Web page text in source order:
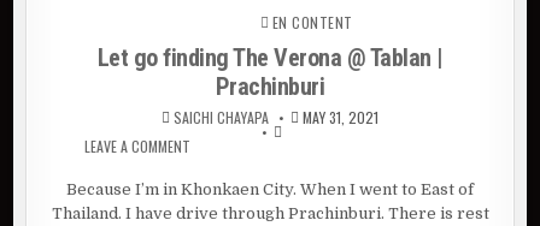
EN CONTENT
Let go finding The Verona @ Tablan |
Prachinburi
SAICHI CHAYAPA
MAY 31, 2021
LEAVE A COMMENT
Because I’m in Khonkaen City. When I went to East of
Thailand. I have drive through Prachinburi. There is rest